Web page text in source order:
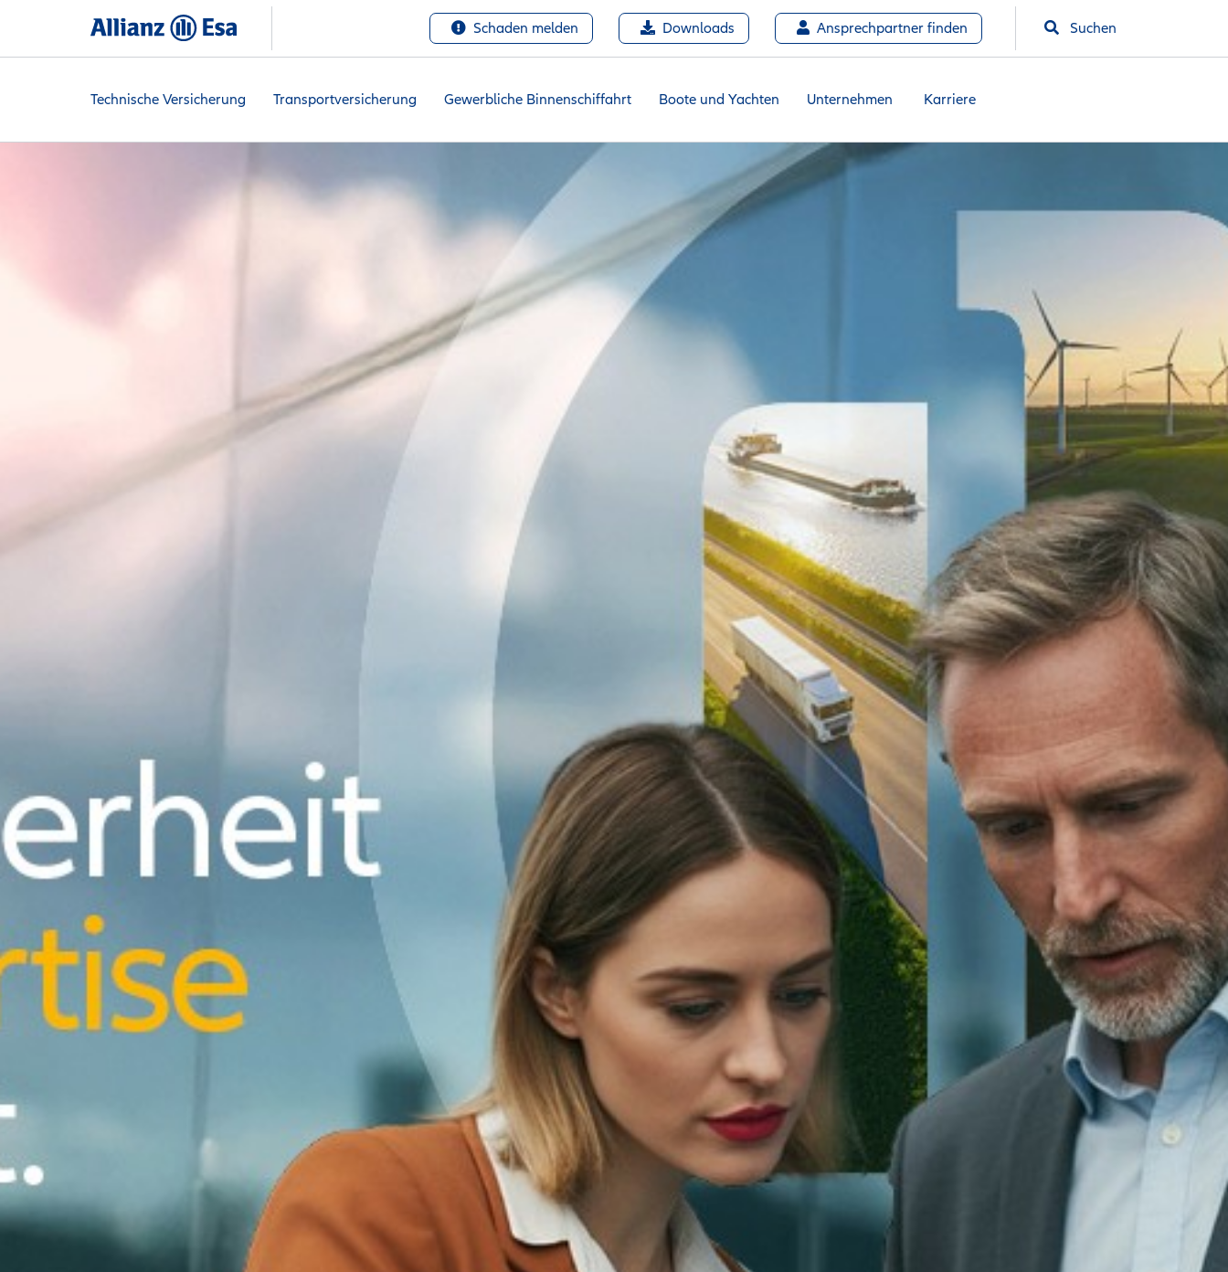
Schaden melden Downloads Ansprechpartner finden Suchen
Technische Versicherung Transportversicherung Gewerbliche Binnenschiffahrt Boote und Yachten Unternehmen Karriere